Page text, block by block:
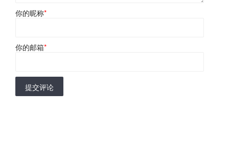
你的昵称*
你的邮箱*
提交评论